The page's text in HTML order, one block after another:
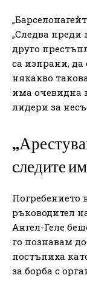
„Следва
друго
са изпрани, да
някакво
има очевидна
лидери за
следите
Погребението
ръководител
Ангел-Геле
го познавам
постъпиха
за борба с